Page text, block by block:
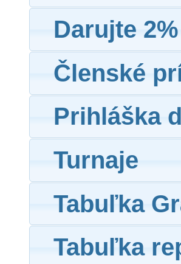
Darujte
Členské
Prihláška
Turnaje
Tabuľka
Tabuľka